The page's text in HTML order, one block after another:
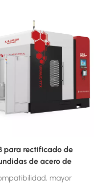
para rectificado de
de acero de
y mediano
mayor